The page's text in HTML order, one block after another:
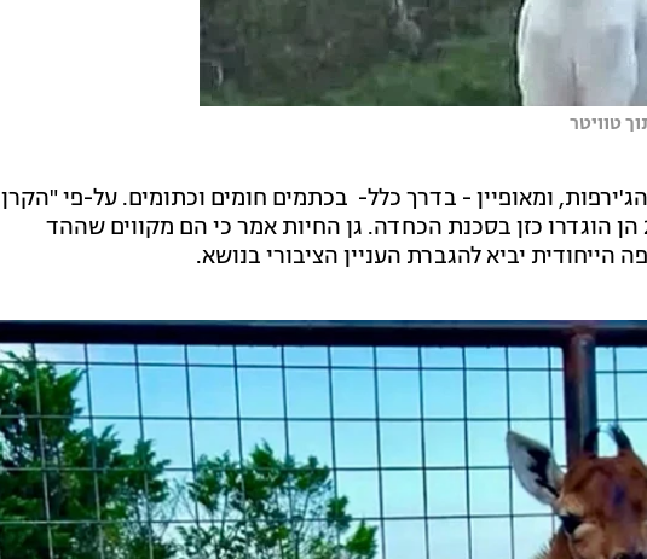
טוויטר
ומאופיין - בדרך כלל- בכתמים חומים וכתומים. על-פי "הקרן
לשימור זן הג'ירפות", בשנת ב-2018 הן הוגדרו כזן בסכנת הכחדה. גן החיות אמר כי הם מקווים שההד
יביא להגברת העניין הציבורי בנושא.